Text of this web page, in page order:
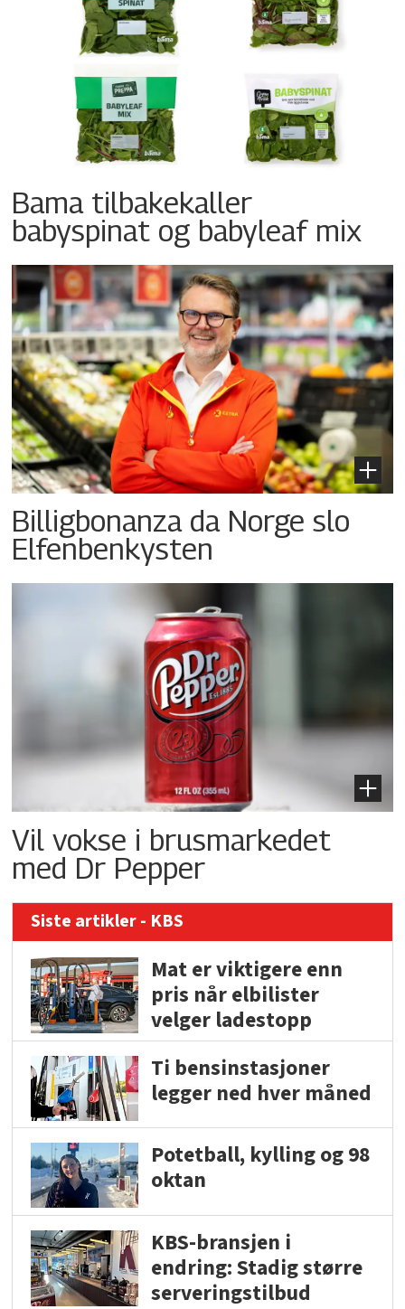
Bama tilbakekaller
babyspinat og babyleaf mix
Billigbonanza da Norge slo
Elfenbenkysten
Vil vokse i brusmarkedet
med Dr Pepper
Siste artikler - KBS
Mat er viktigere enn
pris når elbilister
velger ladestopp
Ti bensinstasjoner
legger ned hver måned
Potetball, kylling og 98
oktan
KBS-bransjen i
endring: Stadig større
serveringstilbud